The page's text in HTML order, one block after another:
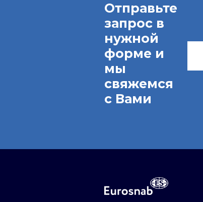
Отправьте
запрос в
нужной
форме и
мы
свяжемся
с Вами